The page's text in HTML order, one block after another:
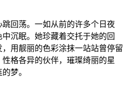
回荡。一如从前的许多个日夜
沉眠。她珍藏着交托于她的回
用靓丽的色彩涂抹一站站曾停留
格各异的伙伴，璀璨绮丽的星
梦。